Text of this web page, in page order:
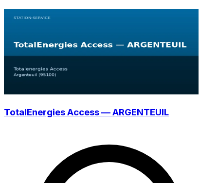
TotalEnergies Access — ARGENTEUIL